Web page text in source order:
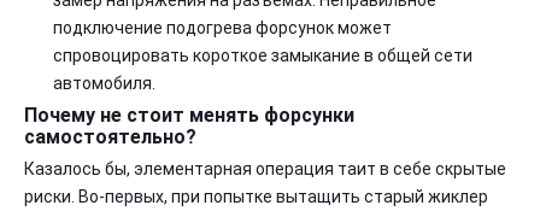
подключение подогрева форсунок может
спровоцировать короткое замыкание в общей сети
автомобиля.
Почему не стоит менять форсунки
самостоятельно?
Казалось бы, элементарная операция таит в себе скрытые
риски. Во-первых, при попытке вытащить старый жиклер